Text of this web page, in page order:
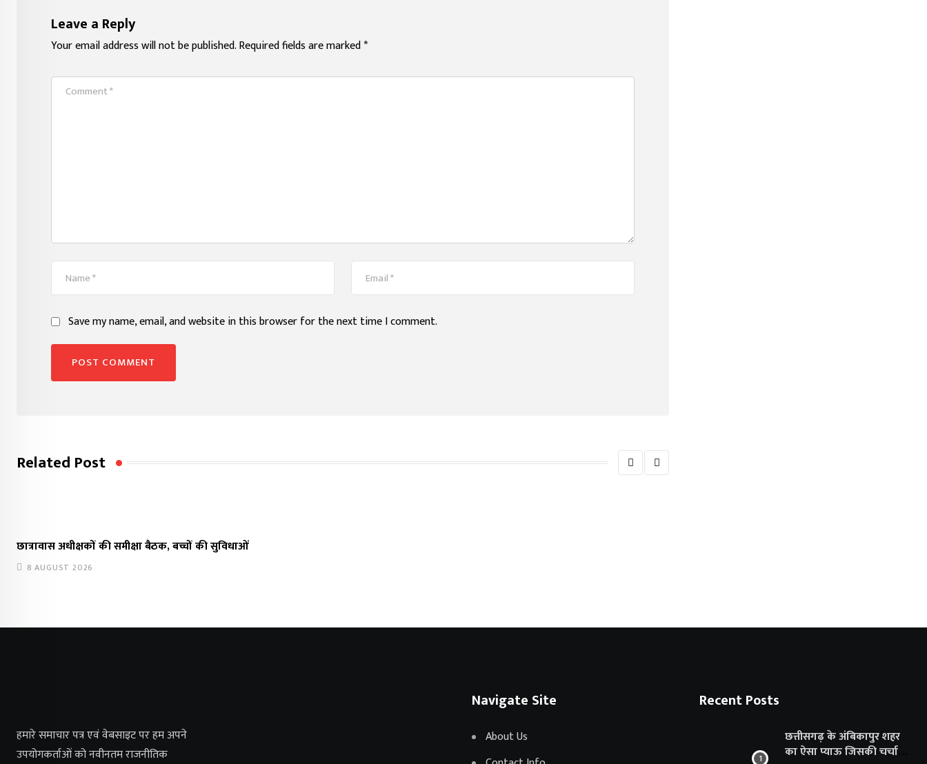
Leave a Reply
Your email address will not be published.Required fields are marked*
Save my name, email, and website in this browser for the next time I comment.
Related Post
छात्रावास अधीक्षकों की समीक्षा बैठक, बच्चों की सुविधाओं
8 AUGUST 2026
हमारे समाचार पत्र एवं वेबसाइट पर हम अपने
उपयोगकर्ताओं को नवीनतम राजनीतिक
Navigate Site
About Us
Recent Posts
छत्तीसगढ़ के अंबिकापुर शहर
का ऐसा प्याऊ जिसकी चर्चा